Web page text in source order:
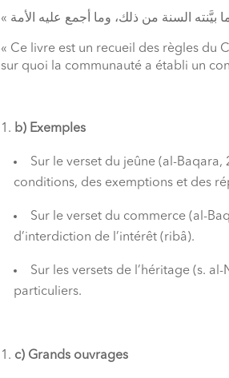
« Ce livre est un recueil des règles du
sur quoi la communauté a établi un
b) Exemples
Sur le verset du jeûne (al-
conditions, des exemptions et des
Sur le verset du commerce (al-
d’interdiction de l’intérêt (ribâ).
Sur les versets de l’héritage (s.
particuliers.
c) Grands ouvrages